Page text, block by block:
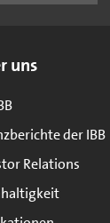
uns
der IBB
Relations